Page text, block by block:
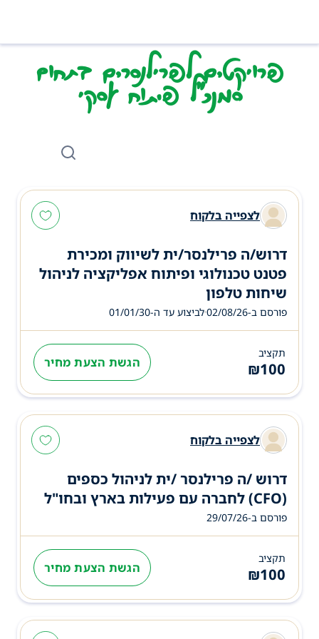
פרויקטים לפרילנסרים בתחום
סמנכ"ל פיתוח עסקי
לצפייה בלקוח
דרוש/ה פרילנסר/ית לשיווק ומכירת
פטנט טכנולוגי ופיתוח אפליקציה לניהול
שיחות טלפון
פורסם ב-02/08/26 לביצוע עד ה-01/01/30
תקציב
₪100 הגשת הצעת מחיר
לצפייה בלקוח
דרוש /ה פרילנסר /ית לניהול כספים
(CFO) לחברה עם פעילות בארץ ובחו"ל
פורסם ב-29/07/26
תקציב
₪100 הגשת הצעת מחיר